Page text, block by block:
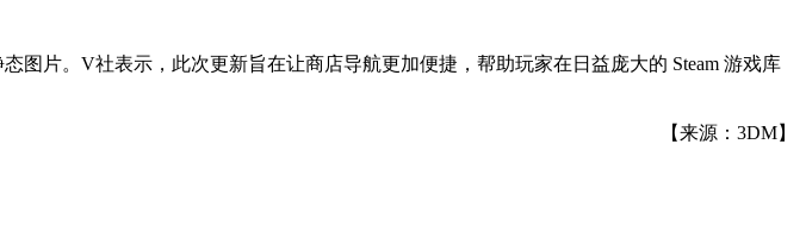
图片。V社表示，此次更新旨在让商店导航更加便捷，帮助玩家在日益庞大的 Steam 游戏库
【来源：3DM】